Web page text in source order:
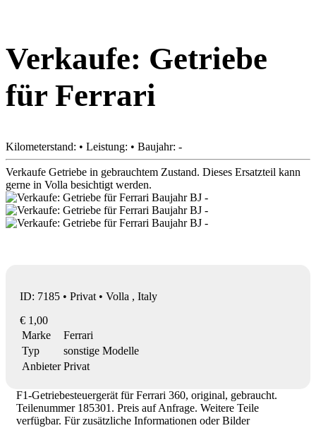
Verkaufe: Getriebe
für Ferrari
Kilometerstand: • Leistung: • Baujahr: -
Verkaufe Getriebe in gebrauchtem Zustand. Dieses Ersatzteil kann
gerne in Volla besichtigt werden.
ID: 7185 • Privat • Volla , Italy
€ 1,00
Marke
Ferrari
Typ
sonstige Modelle
Anbieter Privat
F1-Getriebesteuergerät für Ferrari 360, original, gebraucht.
Teilenummer 185301. Preis auf Anfrage. Weitere Teile
verfügbar. Für zusätzliche Informationen oder Bilder